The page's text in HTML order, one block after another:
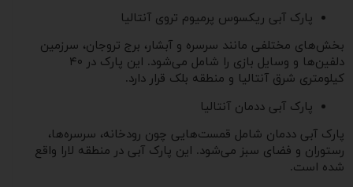
پارک آبی ریکسوس پرمیوم تروی آنتالیا
بخش‌های مختلفی مانند سرسره و آبشار، برج تروجان، سرزمین
دلفین‌ها و وسایل بازی را شامل می‌شود. این پارک در ۴۰
کیلومتری شرق آنتالیا و منطقه بلک قرار دارد.
پارک آبی ددمان آنتالیا
پارک آبی ددمان شامل قمست‌هایی چون رودخانه، سرسره‌ها،
رستوران و فضای سبز می‌شود. این پارک آبی در منطقه لارا واقع
شده است.